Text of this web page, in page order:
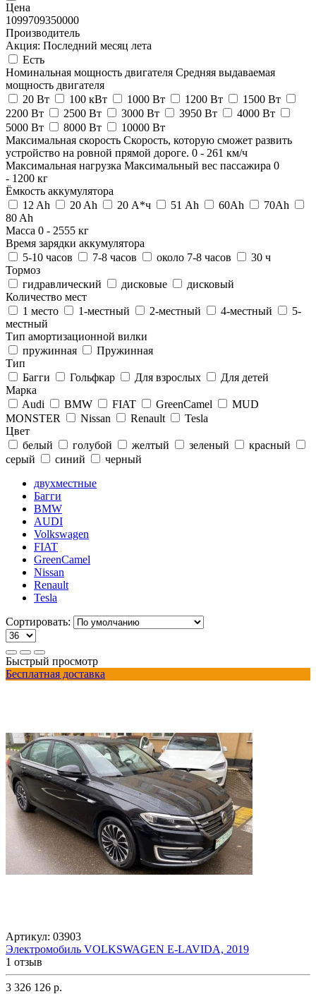
Цена
1099709350000
Производитель
Акция: Последний месяц лета
Есть
Номинальная мощность двигателя Средняя выдаваемая
мощность двигателя
20 Вт
100 кВт 1000 Вт 1200 Вт
1500 Вт
2200 Вт
2500 Вт 3000 Вт 3950 Вт
4000 Вт
5000 Вт
8000 Вт
10000 Вт
Максимальная скорость Скорость, которую сможет развить
устройство на ровной прямой дороге. 0 - 261 км/ч
Максимальная нагрузка Максимальный вес пассажира 0
- 1200 кг
Ёмкость аккумулятора
12 Ah
20 Ah 20 А*ч 51 Ah 60Ah
70Ah
80 Ah
Масса 0 - 2555 кг
Время зарядки аккумулятора
5-10 часов
7-8 часов около 7-8 часов
30 ч
Тормоз
гидравлический
дисковые
дисковый
Количество мест
1 место
1-местный 2-местный 4-местный
5-
местный
Тип амортизационной вилки
пружинная
Пружинная
Тип
Багги
Гольфкар Для взрослых
Для детей
Марка
Audi
BMW FIAT GreenCamel
MUD
MONSTER
Nissan Renault
Tesla
Цвет
белый
голубой желтый зеленый
красный
серый
синий
черный
двухместные
Багги
BMW
AUDI
Volkswagen
FIAT
GreenCamel
Nissan
Renault
Tesla
Сортировать:
Быстрый просмотр
Бесплатная доставка
Артикул: 03903
Электромобиль VOLKSWAGEN E-LAVIDA, 2019
1 отзыв
3 326 126 р.